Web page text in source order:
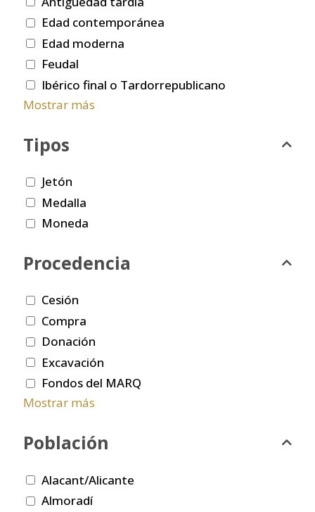
Edad contemporánea
Edad moderna
Feudal
Ibérico final o Tardorrepublicano
Mostrar más
Tipos
Jetón
Medalla
Moneda
Procedencia
Cesión
Compra
Donación
Excavación
Fondos del MARQ
Mostrar más
Población
Alacant/Alicante
Almoradí